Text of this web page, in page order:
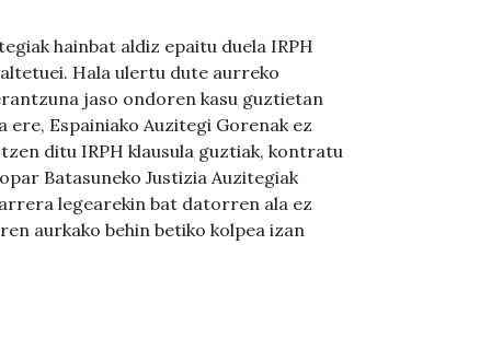
hainbat aldiz epaitu duela IRPH
Hala ulertu dute aurreko
jaso ondoren kasu guztietan
ere, Espainiako Auzitegi Gorenak ez
ditu IRPH klausula guztiak, kontratu
Batasuneko Justizia Auzitegiak
legearekin bat datorren ala ez
aurkako behin betiko kolpea izan